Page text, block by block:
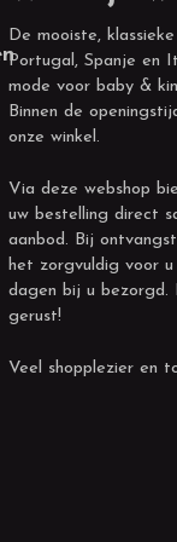
De mooiste,
Portugal, Spanje en
mode voor baby &
Binnen de
onze winkel.
Via deze webshop
uw bestelling direct
aanbod. Bij
het zorgvuldig voor
dagen bij u
gerust!
Veel shopplezier en